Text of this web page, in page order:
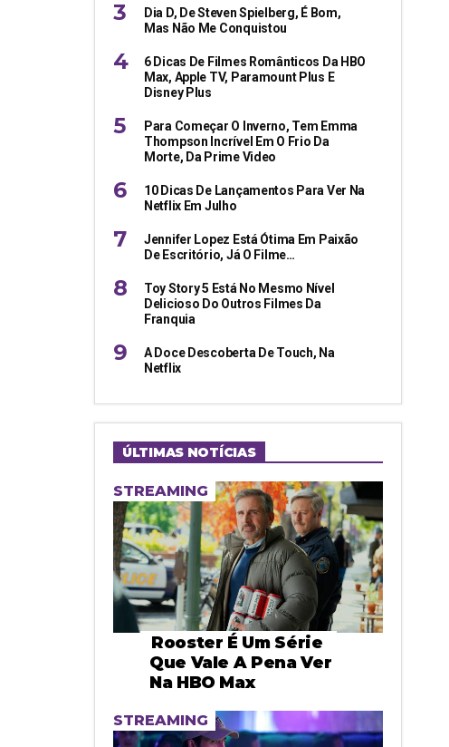
Dia D, De Steven Spielberg, É Bom,
Mas Não Me Conquistou
6 Dicas De Filmes Românticos Da HBO
Max, Apple TV, Paramount Plus E
Disney Plus
Para Começar O Inverno, Tem Emma
Thompson Incrível Em O Frio Da
Morte, Da Prime Video
10 Dicas De Lançamentos Para Ver Na
Netflix Em Julho
Jennifer Lopez Está Ótima Em Paixão
De Escritório, Já O Filme…
Toy Story 5 Está No Mesmo Nível
Delicioso Do Outros Filmes Da
Franquia
A Doce Descoberta De Touch, Na
Netflix
ÚLTIMAS NOTÍCIAS
STREAMING
Rooster É Um Série
Que Vale A Pena Ver
Na HBO Max
STREAMING